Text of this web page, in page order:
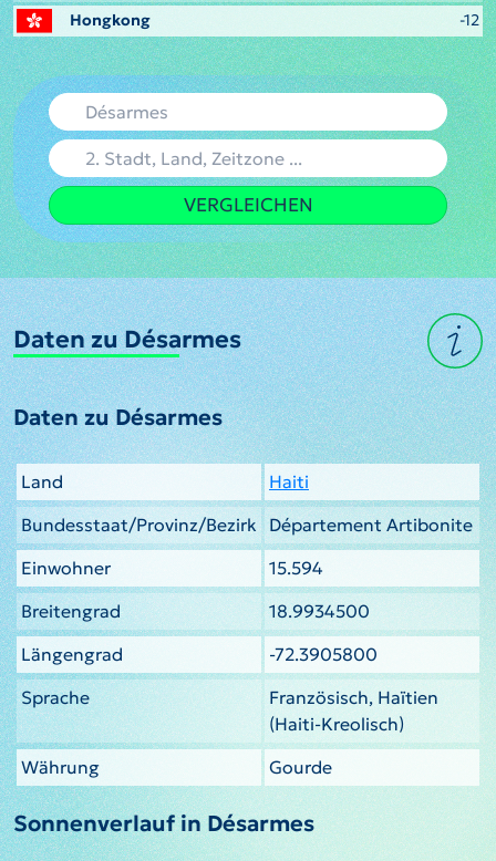
Hongkong -12
VERGLEICHEN
Daten zu Désarmes
Daten zu Désarmes
Land
Haiti
Bundesstaat/Provinz/Bezirk
Département Artibonite
Einwohner
15.594
Breitengrad
18.9934500
Längengrad
-72.3905800
Sprache
Französisch, Haïtien
(Haiti-Kreolisch)
Währung
Gourde
Sonnenverlauf in Désarmes